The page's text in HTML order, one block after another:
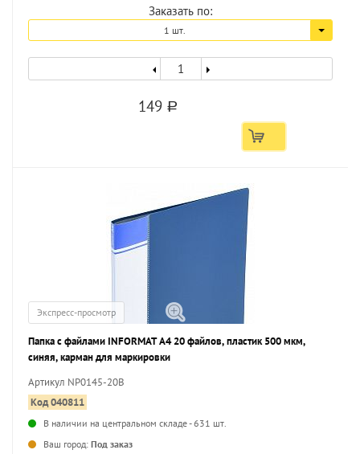
Заказать по:
1 шт.
149 a
Экспресс-просмотр
Папка с файлами INFORMAT А4 20 файлов, пластик 500 мкм,
синяя, карман для маркировки
Артикул NP0145-20B
Код 040811
В наличии на центральном складе - 631 шт.
Ваш город: Под заказ